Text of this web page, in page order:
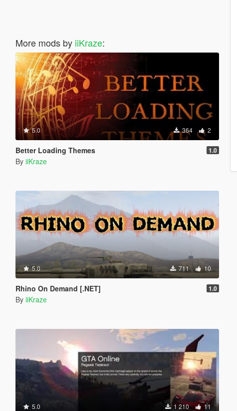
More mods by iiKraze:
5.0 364 2
Better Loading Themes 1.0
By iiKraze
5.0 711 10
Rhino On Demand [.NET] 1.0
By iiKraze
5.0 1 210 11